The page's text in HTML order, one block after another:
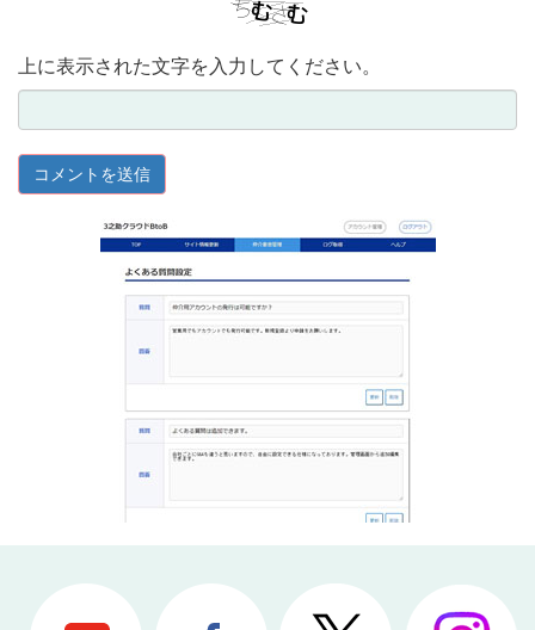
上に表示された文字を入力してください。